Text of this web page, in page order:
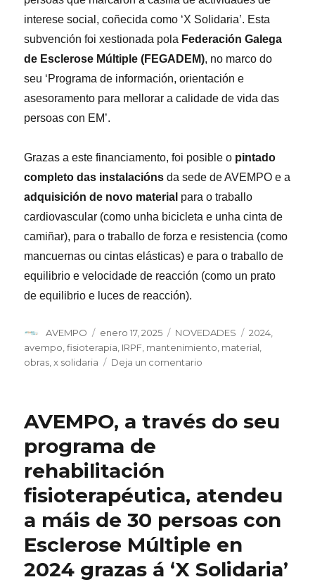
interese social, coñecida como ‘X Solidaria’. Esta
subvención foi xestionada pola Federación Galega
de Esclerose Múltiple (FEGADEM), no marco do
seu ‘Programa de información, orientación e
asesoramento para mellorar a calidade de vida das
persoas con EM’.
Grazas a este financiamento, foi posible o pintado
completo das instalacións da sede de AVEMPO e a
adquisición de novo material para o traballo
cardiovascular (como unha bicicleta e unha cinta de
camiñar), para o traballo de forza e resistencia (como
mancuernas ou cintas elásticas) e para o traballo de
equilibrio e velocidade de reacción (como un prato
de equilibrio e luces de reacción).
Autor
AVEMPO
Publicado
el
enero 17, 2025 Categorías
NOVEDADES Etiquetas
2024
avempo ,fisioterapia IRPF mantenimiento material
obras ,x solidaria Deja un comentario
de
seu
de
fisioterapia
en
2024
AVEMPO, a través do seu
programa de
rehabilitación
fisioterapéutica, atendeu
a máis de 30 persoas con
Esclerose Múltiple en
2024 grazas á ‘X Solidaria’